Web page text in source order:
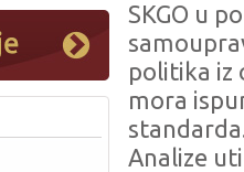
SKGO u
politika iz
mora
Analize